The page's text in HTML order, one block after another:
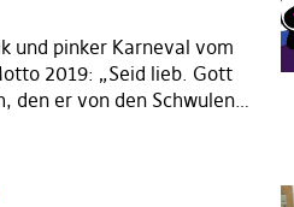
und pinker Karneval vom
2019: „Seid lieb. Gott
den er von den Schwulen…